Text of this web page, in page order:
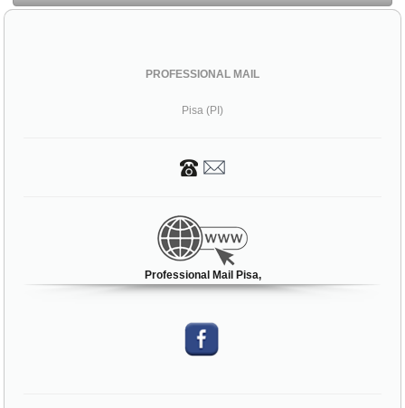
PROFESSIONAL MAIL
Pisa (PI)
Professional Mail Pisa,